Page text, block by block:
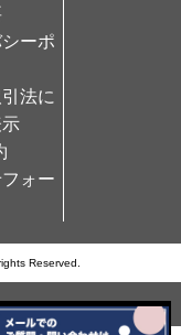
ーポ
法に
ォー
Reserved.